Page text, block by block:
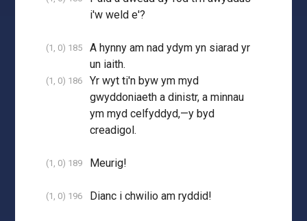
i'w weld e'?
(1, 0) 185
A hynny am nad ydym yn siarad yr
un iaith.
(1, 0) 186
Yr wyt ti'n byw ym myd
gwyddoniaeth a dinistr, a minnau
ym myd celfyddyd,—y byd
creadigol.
(1, 0) 189 Meurig!
(1, 0) 196 Dianc i chwilio am ryddid!